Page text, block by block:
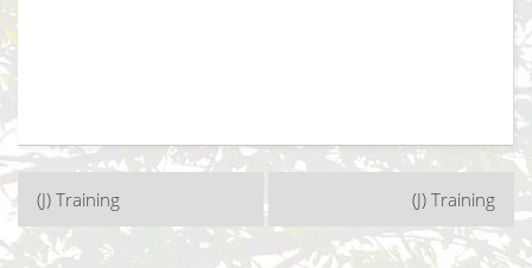
Beitragsnavigation
(J) Training (J) Training